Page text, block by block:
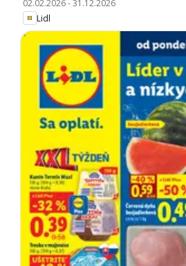
02.02.2026-31.12.2026
Lidl